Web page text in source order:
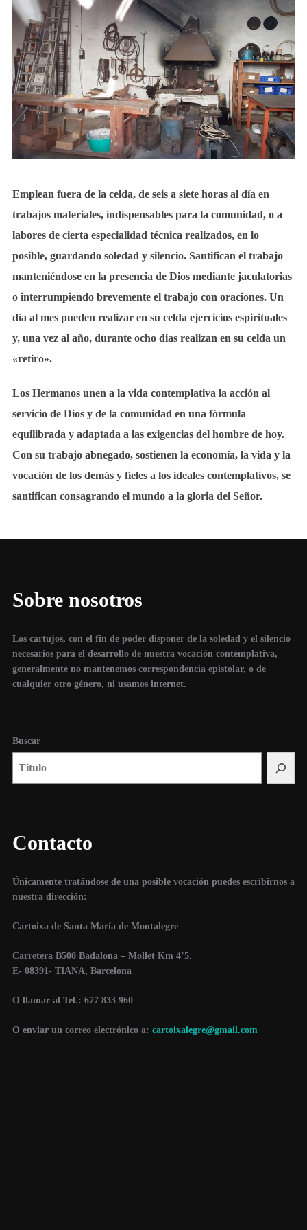
Emplean fuera de la celda, de seis a siete horas al día en
trabajos materiales, indispensables para la comunidad, o a
labores de cierta especialidad técnica realizados, en lo
posible, guardando soledad y silencio. Santifican el trabajo
manteniéndose en la presencia de Dios mediante jaculatorias
o interrumpiendo brevemente el trabajo con oraciones. Un
día al mes pueden realizar en su celda ejercicios espirituales
y, una vez al año, durante ocho dias realizan en su celda un
«retiro».
Los Hermanos unen a la vida contemplativa la acción al
servicio de Dios y de la comunidad en una fórmula
equilibrada y adaptada a las exigencias del hombre de hoy.
Con su trabajo abnegado, sostienen la economía, la vida y la
vocación de los demás y fieles a los ideales contemplativos, se
santifican consagrando el mundo a la gloria del Señor.
Sobre nosotros
Los cartujos, con el fin de poder disponer de la soledad y el silencio
necesarios para el desarrollo de nuestra vocación contemplativa,
generalmente no mantenemos correspondencia epistolar, o de
cualquier otro género, ni usamos internet.
Buscar
Contacto
Únicamente tratándose de una posible vocación puedes escribirnos a
nuestra dirección:
Cartoixa de Santa María de Montalegre
Carretera B500 Badalona – Mollet Km 4’5.
E- 08391- TIANA, Barcelona
O llamar al Tel.: 677 833 960
O enviar un correo electrónico a: cartoixalegre@gmail.com